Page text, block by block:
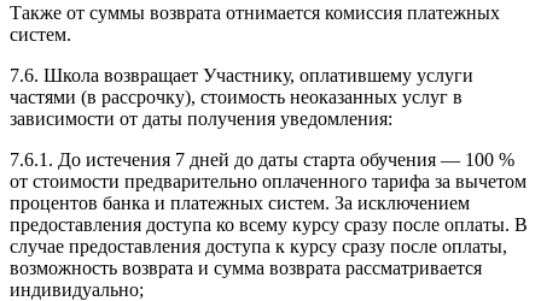
Также от суммы возврата отнимается комиссия платежных
систем.
7.6. Школа возвращает Участнику, оплатившему услуги
частями (в рассрочку), стоимость неоказанных услуг в
зависимости от даты получения уведомления:
7.6.1. До истечения 7 дней до даты старта обучения — 100 %
от стоимости предварительно оплаченного тарифа за вычетом
процентов банка и платежных систем. За исключением
предоставления доступа ко всему курсу сразу после оплаты. В
случае предоставления доступа к курсу сразу после оплаты,
возможность возврата и сумма возврата рассматривается
индивидуально;